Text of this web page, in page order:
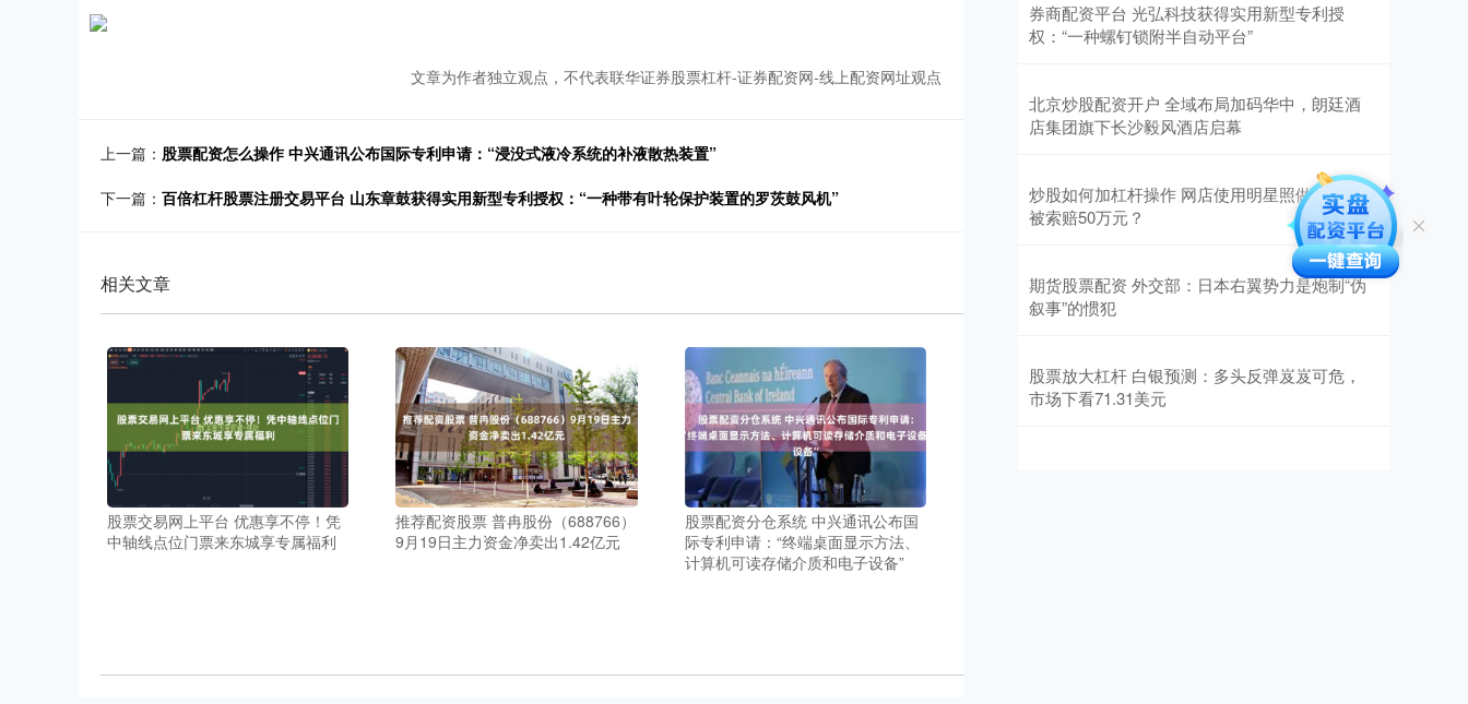
文章为作者独立观点，不代表联华证券股票杠杆-证券配资网-线上配资网址观点
上一篇： 股票配资怎么操作 中兴通讯公布国际专利申请：“浸没式液冷系统的补液散热装置”
下一篇： 百倍杠杆股票注册交易平台 山东章鼓获得实用新型专利授权：“一种带有叶轮保护装置的罗茨鼓风机”
相关文章
股票交易网上平台 优惠享不停！凭
中轴线点位门票来东城享专属福利
推荐配资股票 普冉股份（688766）
9月19日主力资金净卖出1.42亿元
股票配资分仓系统 中兴通讯公布国
际专利申请：“终端桌面显示方法、
计算机可读存储介质和电子设备”
券商配资平台 光弘科技获得实用新型专利授
权：“一种螺钉锁附半自动平台”
北京炒股配资开户 全域布局加码华中，朗廷酒
店集团旗下长沙毅风酒店启幕
炒股如何加杠杆操作 网店使用明星照做网宣，
被索赔50万元？
期货股票配资 外交部：日本右翼势力是炮制“伪
叙事”的惯犯
股票放大杠杆 白银预测：多头反弹岌岌可危，
市场下看71.31美元